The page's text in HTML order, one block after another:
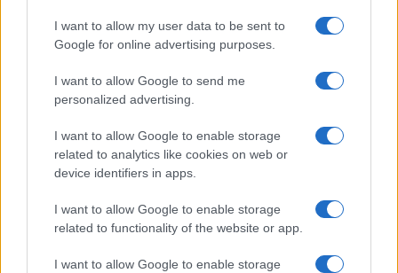
I want to allow my user data to be sent to
Google for online advertising purposes.
I want to allow Google to send me
personalized advertising.
I want to allow Google to enable storage
related to analytics like cookies on web or
device identifiers in apps.
I want to allow Google to enable storage
related to functionality of the website or app.
I want to allow Google to enable storage
A Magyar Állami Operaház éppen két éve, 2023
Operában, akkorA hattyúk tava
mellett Puccini
dalszínház. A lelkes ovációval kísért öt balett- és két opera-
előadást csaknem tízezren látták. Az idei dubaji sorozatra
13. és 27., míg A hattyúk tava2026. április 25. és május 19.
között lesz látható az évadban a Magyar Állami
Operaházban.